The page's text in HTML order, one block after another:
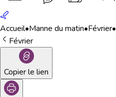
Accueil•Manne du matin•Février•
Février
Copier le lien